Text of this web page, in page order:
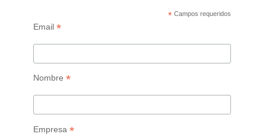
* Campos requeridos
Email *
Nombre *
Empresa *